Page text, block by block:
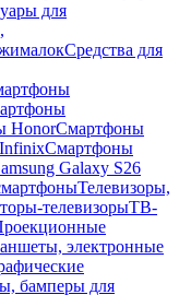
для
Средства для
HonorСмартфоны
Смартфоны
Galaxy S26
Телевизоры,
телевизорыТВ-
электронные
бамперы для